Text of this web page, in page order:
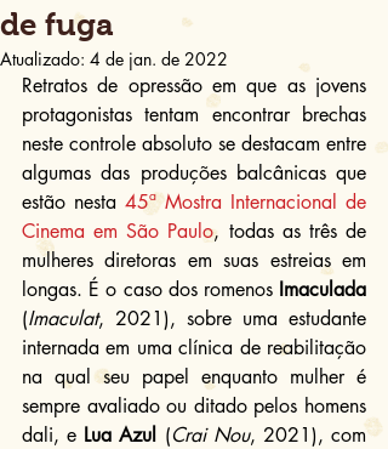
de fuga
Atualizado: 4 de jan. de 2022
Retratos de opressão em que as jovens
protagonistas tentam encontrar brechas
neste controle absoluto se destacam entre
algumas das produções balcânicas que
estão nesta 45ª Mostra Internacional de
Cinema em São Paulo, todas as três de
mulheres diretoras em suas estreias em
longas. É o caso dos romenos Imaculada
(Imaculat, 2021), sobre uma estudante
internada em uma clínica de reabilitação
na qual seu papel enquanto mulher é
sempre avaliado ou ditado pelos homens
dali, e Lua Azul (Crai Nou, 2021), com